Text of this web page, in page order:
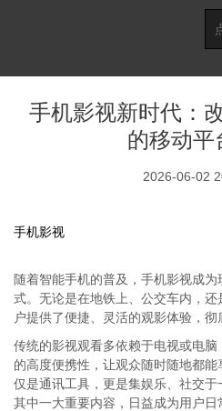
手机影视新时代：
的移动平
2026-06-02
手机影视
随着智能手机的普及，手机影视成
式。无论是在地铁上、公交车内，
户提供了便捷、灵活的观影体验，彻
传统的影视观看多依赖于电视或电
的高度便携性，让观众随时随地都
仅是通讯工具，更是集娱乐、社交
其中一大重要内容，日益成为用户日